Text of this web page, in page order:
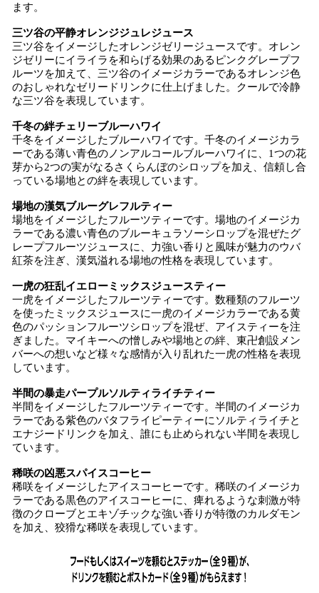
ます。
三ツ谷の平静オレンジジュレジュース
三ツ谷をイメージしたオレンジゼリージュースです。オレン
ジゼリーにイライラを和らげる効果のあるピンクグレープフ
ルーツを加えて、三ツ谷のイメージカラーであるオレンジ色
のおしゃれなゼリードリンクに仕上げました。クールで冷静
な三ツ谷を表現しています。
千冬の絆チェリーブルーハワイ
千冬をイメージしたブルーハワイです。千冬のイメージカラ
ーである薄い青色のノンアルコールブルーハワイに、1つの花
芽から2つの実がなるさくらんぼのシロップを加え、信頼し合
っている場地との絆を表現しています。
場地の漢気ブルーグレフルティー
場地をイメージしたフルーツティーです。場地のイメージカ
ラーである濃い青色のブルーキュラソーシロップを混ぜたグ
レープフルーツジュースに、力強い香りと風味が魅力のウバ
紅茶を注ぎ、漢気溢れる場地の性格を表現しています。
一虎の狂乱イエローミックスジュースティー
一虎をイメージしたフルーツティーです。数種類のフルーツ
を使ったミックスジュースに一虎のイメージカラーである黄
色のパッションフルーツシロップを混ぜ、アイスティーを注
ぎました。マイキーへの憎しみや場地との絆、東卍創設メン
バーへの想いなど様々な感情が入り乱れた一虎の性格を表現
しています。
半間の暴走パープルソルティライチティー
半間をイメージしたフルーツティーです。半間のイメージカ
ラーである紫色のバタフライピーティーにソルティライチと
エナジードリンクを加え、誰にも止められない半間を表現し
ています。
稀咲の凶悪スパイスコーヒー
稀咲をイメージしたアイスコーヒーです。稀咲のイメージカ
ラーである黒色のアイスコーヒーに、痺れるような刺激が特
徴のクローブとエキゾチックな強い香りが特徴のカルダモン
を加え、狡猾な稀咲を表現しています。